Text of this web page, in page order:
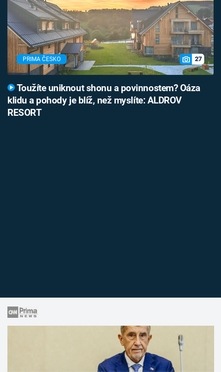
PRIMA ČESKO 27
Toužíte uniknout shonu a povinnostem? Oáza
klidu a pohody je blíž, než myslíte: ALDROV
RESORT